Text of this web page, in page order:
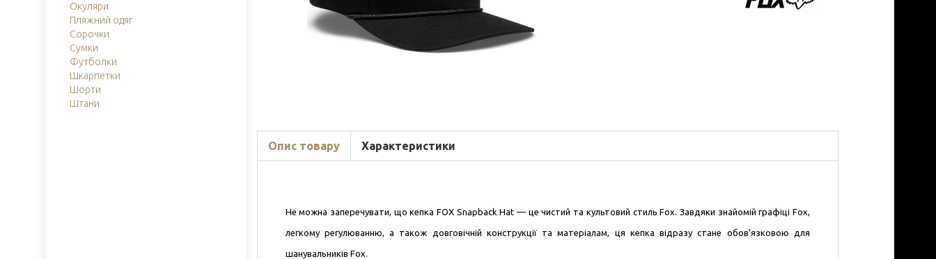
Окуляри
Пляжний одяг
Сорочки
Сумки
Футболки
Шкарпетки
Шорти
Штани
Опис товару Характеристики
Не можна заперечувати, що кепка FOX Snapback Hat — це чистий та культовий стиль Fox. Завдяки знайомій графіці Fox,
легкому регулюванню, а також довговічній конструкції та матеріалам, ця кепка відразу стане обов’язковою для
шанувальників Fox.